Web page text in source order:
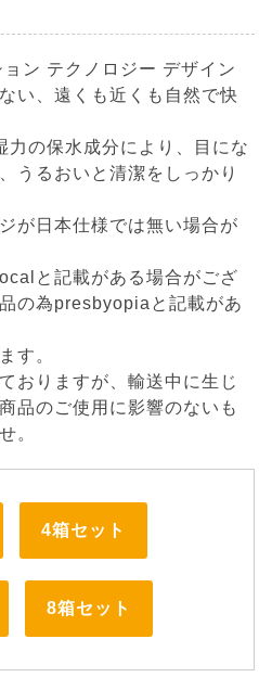
ン テクノロジー デザイン
い、遠くも近くも自然で快
力の保水成分により、目にな
うるおいと清潔をしっかり
が日本仕様では無い場合が
と記載がある場合がござ
の為presbyopiaと記載があ
す。
おりますが、輸送中に生じ
品のご使用に影響のないも
。
4箱セット
8箱セット